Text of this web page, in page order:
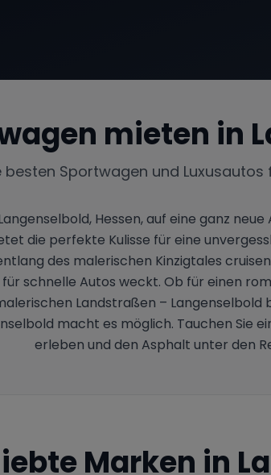
mieten in
besten Sportwagen und
Hessen, auf eine ganz
die perfekte Kulisse für eine
des malerischen Kinzigtales
für schnelle Autos weckt. Ob für einen
Landstraßen –
macht es möglich. Tauchen Sie
erleben und den Asphalt unter den
Marken in